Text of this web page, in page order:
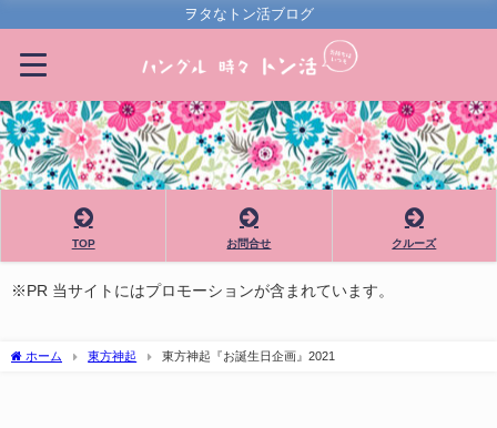
ヲタなトン活ブログ
TOP お問合せ クルーズ
※PR 当サイトにはプロモーションが含まれています。
ホーム 東方神起 東方神起『お誕生日企画』2021